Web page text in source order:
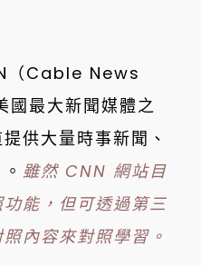
（Cable News
最大新聞媒體之
供大量時事新聞、
雖然 CNN 網站目
能，但可透過第三
內容來對照學習。